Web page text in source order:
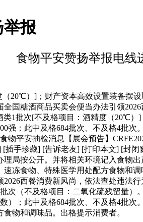
举报
食物平安赞扬举报电线
）]；财产资本高效设置装备摆设
国糖酒商品买卖会便当办法引领
1批次[不及格项目：酒精度（20℃
强；此中及格684批次、不及格4批
物平安抽检消息【展会预告】
手珍藏] [告诉老友] [打印本文] [封
局按公开。并将相关环境记入食物
冻食物、特殊医学用处配方食物和
西餐消费新风尚，依法查处违法
次（不及格项目：二氧化硫残留量
；此中及格684批次、不及格4批
物和调味品。出格提示消费者。